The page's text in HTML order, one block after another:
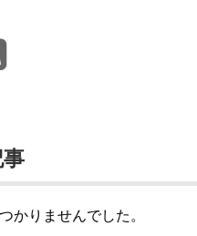
かりませんでした。